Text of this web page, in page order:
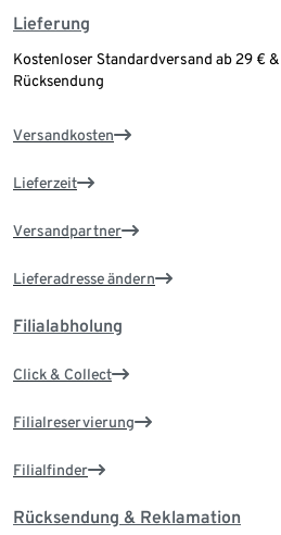
Lieferung
Kostenloser Standardversand ab 29 €
Rücksendung
Versandkosten
Lieferzeit
Versandpartner
Lieferadresse ändern
Filialabholung
Click & Collect
Filialreservierung
Filialfinder
Rücksendung & Reklamation